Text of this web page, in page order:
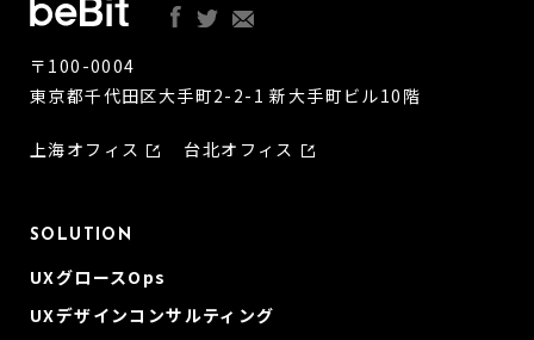
〒100-0004
東京都千代田区大手町2-2-1 新大手町ビル10階
上海オフィス 台北オフィス
SOLUTION
UXグロースOps
UXデザインコンサルティング